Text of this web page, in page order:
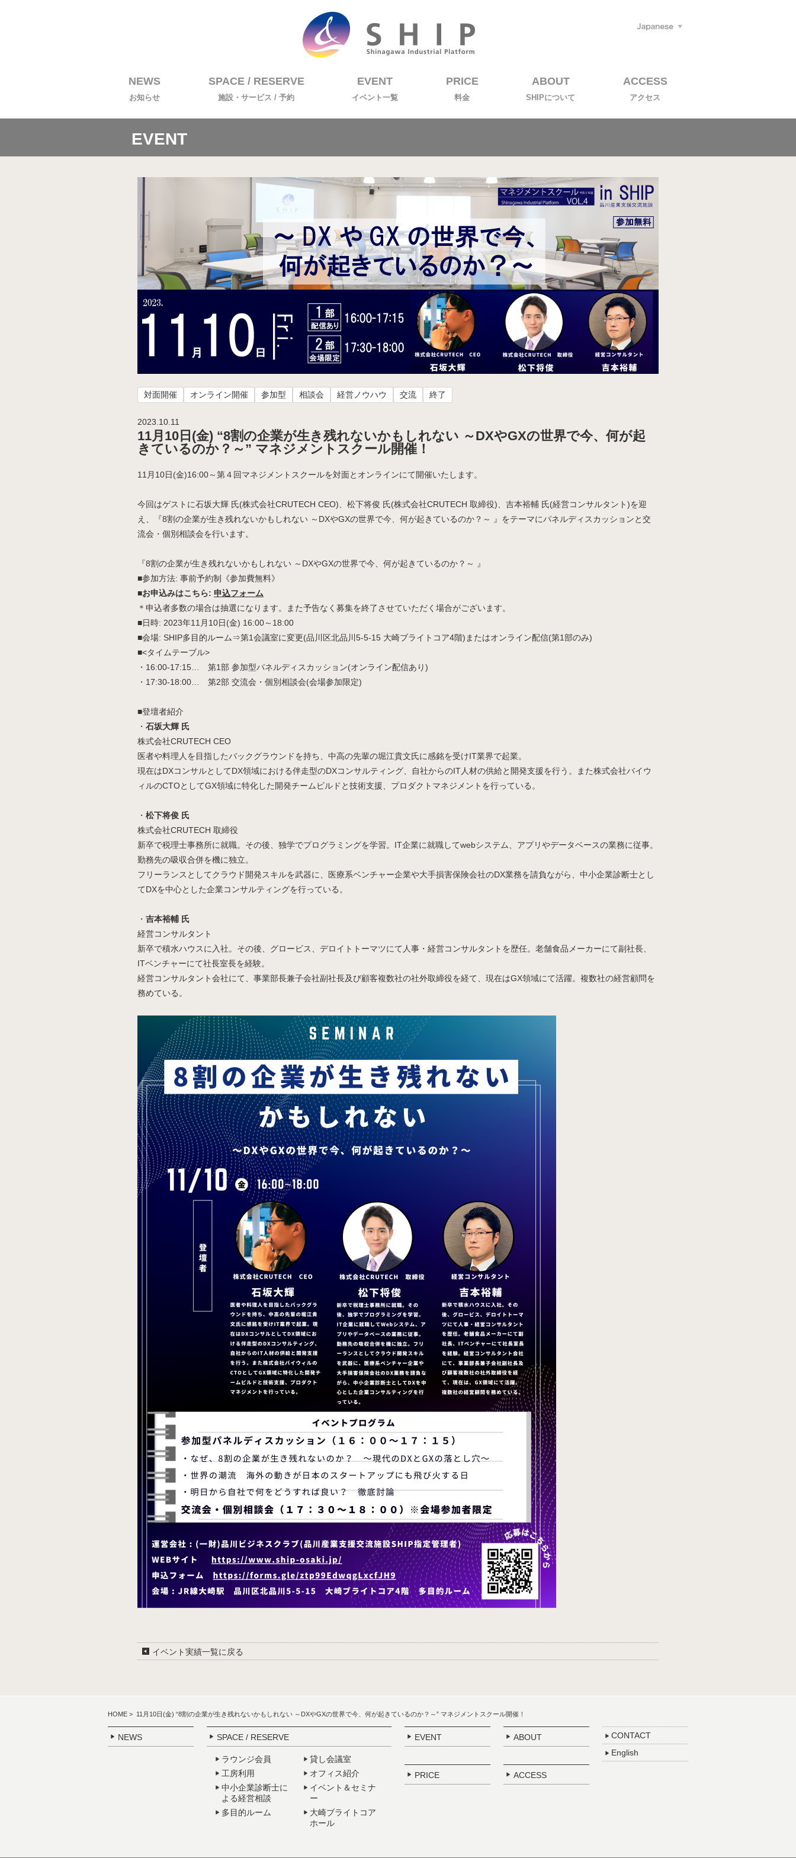
NEWS
お知らせ
SPACE / RESERVE
施設・サービス / 予約
EVENT
イベント一覧
PRICE
料金
ABOUT
SHIPについて
ACCESS
アクセス
EVENT
対面開催 オンライン開催 参加型 相談会 経営ノウハウ 交流 終了
2023.10.11
11月10日(金) “8割の企業が生き残れないかもしれない ～DXやGXの世界で今、何が起
きているのか？～” マネジメントスクール開催！
11月10日(金)16:00～第４回マネジメントスクールを対面とオンラインにて開催いたします。
今回はゲストに石坂大輝 氏(株式会社CRUTECH CEO)、松下将俊 氏(株式会社CRUTECH 取締役)、吉本裕輔 氏(経営コンサルタント)を迎
え、『8割の企業が生き残れないかもしれない ～DXやGXの世界で今、何が起きているのか？～ 』をテーマにパネルディスカッションと交
流会・個別相談会を行います。
『8割の企業が生き残れないかもしれない ～DXやGXの世界で今、何が起きているのか？～ 』
■参加方法: 事前予約制《参加費無料》
■お申込みはこちら: 申込フォーム
＊申込者多数の場合は抽選になります。また予告なく募集を終了させていただく場合がございます。
■日時: 2023年11月10日(金) 16:00～18:00
■会場: SHIP多目的ルーム⇒第1会議室に変更(品川区北品川5-5-15 大崎ブライトコア4階)またはオンライン配信(第1部のみ)
■<タイムテーブル>
・16:00-17:15… 第1部 参加型パネルディスカッション(オンライン配信あり)
・17:30-18:00… 第2部 交流会・個別相談会(会場参加限定)
■登壇者紹介
・ 石坂大輝 氏
株式会社CRUTECH CEO
医者や料理人を目指したバックグラウンドを持ち、中高の先輩の堀江貴文氏に感銘を受けIT業界で起業。
現在はDXコンサルとしてDX領域における伴走型のDXコンサルティング、自社からのIT人材の供給と開発支援を行う。また株式会社バイウ
ィルのCTOとしてGX領域に特化した開発チームビルドと技術支援、プロダクトマネジメントを行っている。
・ 松下将俊 氏
株式会社CRUTECH 取締役
新卒で税理士事務所に就職。その後、独学でプログラミングを学習。IT企業に就職してwebシステム、アプリやデータベースの業務に従事。
勤務先の吸収合併を機に独立。
フリーランスとしてクラウド開発スキルを武器に、医療系ベンチャー企業や大手損害保険会社のDX業務を請負ながら、中小企業診断士とし
てDXを中心とした企業コンサルティングを行っている。
・ 吉本裕輔 氏
経営コンサルタント
新卒で積水ハウスに入社。その後、グロービス、デロイトトーマツにて人事・経営コンサルタントを歴任。老舗食品メーカーにて副社長、
ITベンチャーにて社長室長を経験。
経営コンサルタント会社にて、事業部長兼子会社副社長及び顧客複数社の社外取締役を経て、現在はGX領域にて活躍。複数社の経営顧問を
務めている。
イベント実績一覧に戻る
HOME > 11月10日(金) “8割の企業が生き残れないかもしれない ～DXやGXの世界で今、何が起きているのか？～” マネジメントスクール開催！
NEWS SPACE / RESERVE
ラウンジ会員
工房利用
中小企業診断士に
よる経営相談
多目的ルーム
貸し会議室
オフィス紹介
イベント＆セミナ
ー
大崎ブライトコア
ホール
EVENT
PRICE
ABOUT
ACCESS
CONTACT
English